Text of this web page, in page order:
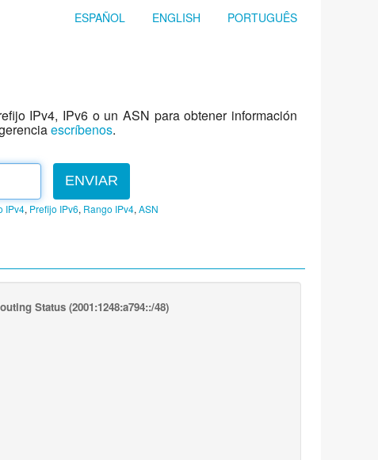
ESPAÑOL ENGLISH PORTUGUÊS
IPv4, IPv6 o un ASN para obtener información
escríbenos.
ENVIAR
IPv4, Prefijo IPv6, Rango IPv4, ASN
Status(2001:1248:a794::/48)